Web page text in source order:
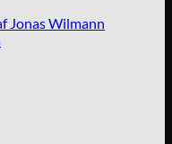
Jonas Wilmann